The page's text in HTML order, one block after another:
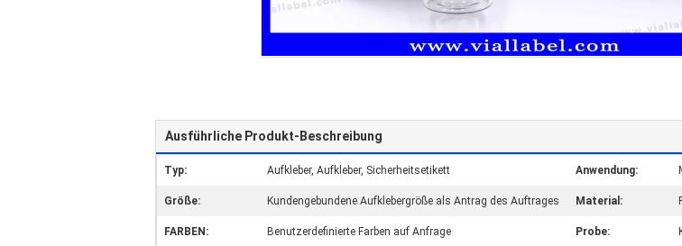
Ausführliche Produkt-Beschreibung
Typ: Aufkleber, Aufkleber, Sicherheitsetikett Anwendung:
Größe: Kundengebundene Aufklebergröße als Antrag des Auftrages Material:
FARBEN: Benutzerdefinierte Farben auf Anfrage Probe: